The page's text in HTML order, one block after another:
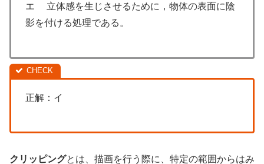
エ 立体感を生じさせるために，物体の表面に陰
影を付ける処理である。
正解：イ
クリッピングとは、描画を行う際に、特定の範囲からはみ